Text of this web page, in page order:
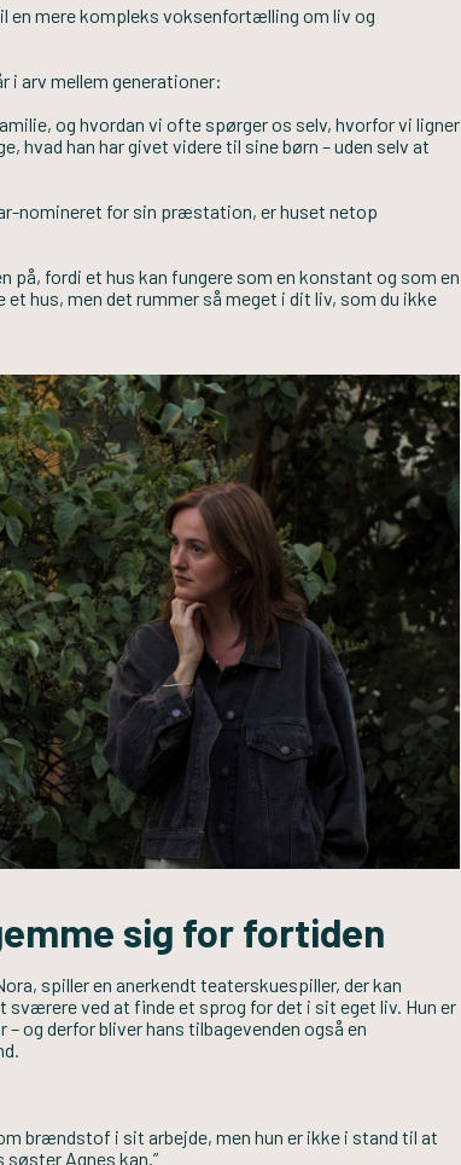
en mere kompleks voksenfortælling om liv og
i arv mellem generationer:
og hvordan vi ofte spørger os selv, hvorfor vi ligner
hvad han har givet videre til sine børn – uden selv at
nomineret for sin præstation, er huset netop
på, fordi et hus kan fungere som en konstant og som en
hus, men det rummer så meget i dit liv, som du ikke
sig for fortiden
spiller en anerkendt teaterskuespiller, der kan
ved at finde et sprog for det i sit eget liv. Hun er
og derfor bliver hans tilbagevenden også en
brændstof i sit arbejde, men hun er ikke i stand til at
Agnes kan.”